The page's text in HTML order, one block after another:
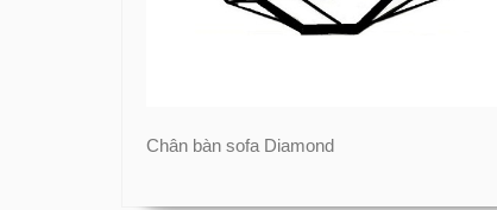
Chân bàn sofa Diamond